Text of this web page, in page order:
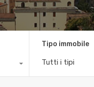
Tipo immobile
Tutti i tipi